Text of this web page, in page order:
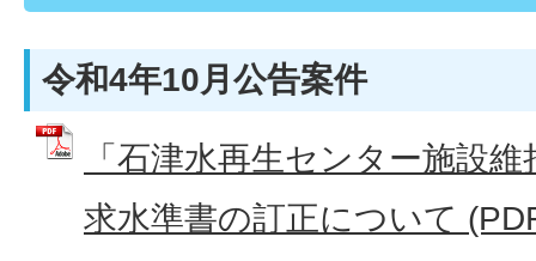
令和4年10月公告案件
「石津水再生センター施設
求水準書の訂正について